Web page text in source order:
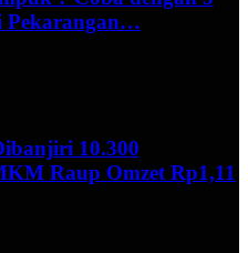
Pekarangan…
10.300
Raup Omzet Rp1,11